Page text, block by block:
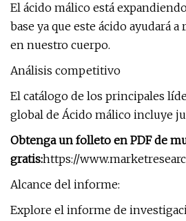
El ácido málico está
base ya que este ácido ayudará
en nuestro cuerpo.
Análisis competitivo
El catálogo de los principales
global de Ácido málico incluye
Obtenga un folleto en PDF de
gratis:https://
Alcance del informe:
Explore el informe de